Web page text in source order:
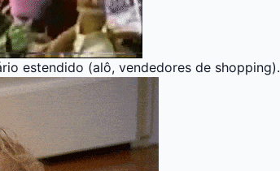
estendido (alô, vendedores de shopping).